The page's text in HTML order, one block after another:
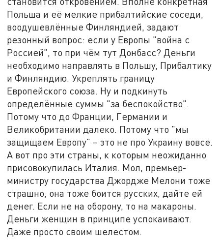
Польша и её мелкие прибалтийские соседи,
воодушевлённые Финляндией, задают
резонный вопрос: если у Европы "война с
Россией", то при чём тут Донбасс? Деньги
необходимо направлять в Польшу, Прибалтику
и Финляндию. Укреплять границу
Европейского союза. Ну и подкинуть
определённые суммы "за беспокойство".
Потому что до Франции, Германии и
Великобритании далеко. Потому что "мы
защищаем Европу" – это не про Украину вовсе.
А вот про эти страны, к которым неожиданно
присовокупилась Италия. Мол, премьер-
министру государства Джордже Мелони тоже
страшно, она тоже боится русских, дайте ей
денег. Если не на оборону, то на макароны.
Деньги женщин в принципе успокаивают.
Даже просто своим шелестом.